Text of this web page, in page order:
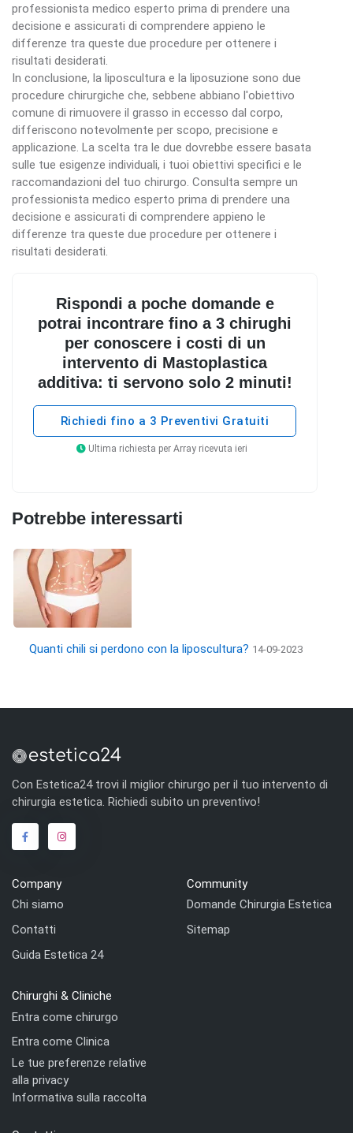
professionista medico esperto prima di prendere una
decisione e assicurati di comprendere appieno le
differenze tra queste due procedure per ottenere i
risultati desiderati.
In conclusione, la liposcultura e la liposuzione sono due
procedure chirurgiche che, sebbene abbiano l'obiettivo
comune di rimuovere il grasso in eccesso dal corpo,
differiscono notevolmente per scopo, precisione e
applicazione. La scelta tra le due dovrebbe essere basata
sulle tue esigenze individuali, i tuoi obiettivi specifici e le
raccomandazioni del tuo chirurgo. Consulta sempre un
professionista medico esperto prima di prendere una
decisione e assicurati di comprendere appieno le
differenze tra queste due procedure per ottenere i
risultati desiderati.
Rispondi a poche domande e
potrai incontrare fino a 3 chirughi
per conoscere i costi di un
intervento di Mastoplastica
additiva: ti servono solo 2 minuti!
Richiedi fino a 3 Preventivi Gratuiti
Ultima richiesta per Array ricevuta ieri
Potrebbe interessarti
Quanti chili si perdono con la liposcultura? 14-09-2023
Con Estetica24 trovi il miglior chirurgo per il tuo intervento di
chirurgia estetica. Richiedi subito un preventivo!
Company
Chi siamo
Contatti
Guida Estetica 24
Community
Domande Chirurgia Estetica
Sitemap
Chirurghi & Cliniche
Entra come chirurgo
Entra come Clinica
Le tue preferenze relative
alla privacy
Informativa sulla raccolta